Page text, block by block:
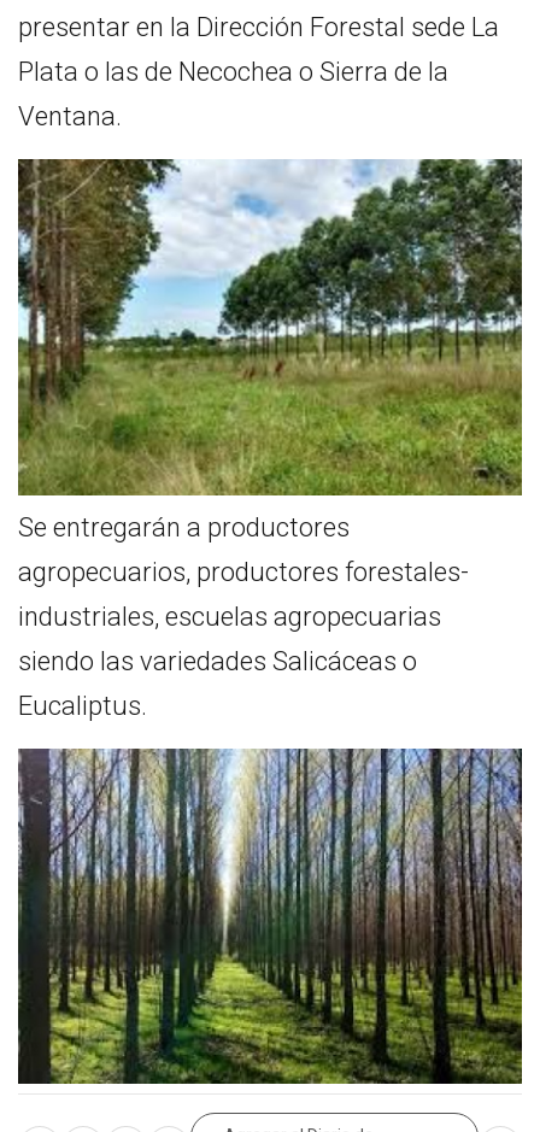
presentar en la Dirección Forestal sede La
Plata o las de Necochea o Sierra de la
Ventana.
Se entregarán a productores
agropecuarios, productores forestales-
industriales, escuelas agropecuarias
siendo las variedades Salicáceas o
Eucaliptus.